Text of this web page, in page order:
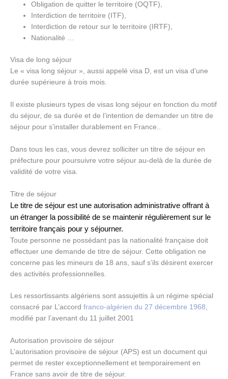
Obligation de quitter le territoire (OQTF),
Interdiction de territoire (ITF),
Interdiction de retour sur le territoire (IRTF),
Nationalité …
Visa de long séjour
Le « visa long séjour », aussi appelé visa D, est un visa d’une
durée supérieure à trois mois.
Il existe plusieurs types de visas long séjour en fonction du motif
du séjour, de sa durée et de l’intention de demander un titre de
séjour pour s’installer durablement en France..
Dans tous les cas, vous devrez solliciter un titre de séjour en
préfecture pour poursuivre votre séjour au-delà de la durée de
validité de votre visa.
Titre de séjour
Le titre de séjour est une autorisation administrative offrant à
un étranger la possibilité de se maintenir régulièrement sur le
territoire français pour y séjourner.
Toute personne ne possédant pas la nationalité française doit
effectuer une demande de titre de séjour. Cette obligation ne
concerne pas les mineurs de 18 ans, sauf s’ils désirent exercer
des activités professionnelles.
Les ressortissants algériens sont assujettis à un régime spécial
consacré par L’accord franco-algérien du 27 décembre 1968,
modifié par l’avenant du 11 juillet 2001
Autorisation provisoire de séjour
L’autorisation provisoire de séjour (APS) est un document qui
permet de rester exceptionnellement et temporairement en
France sans avoir de titre de séjour.